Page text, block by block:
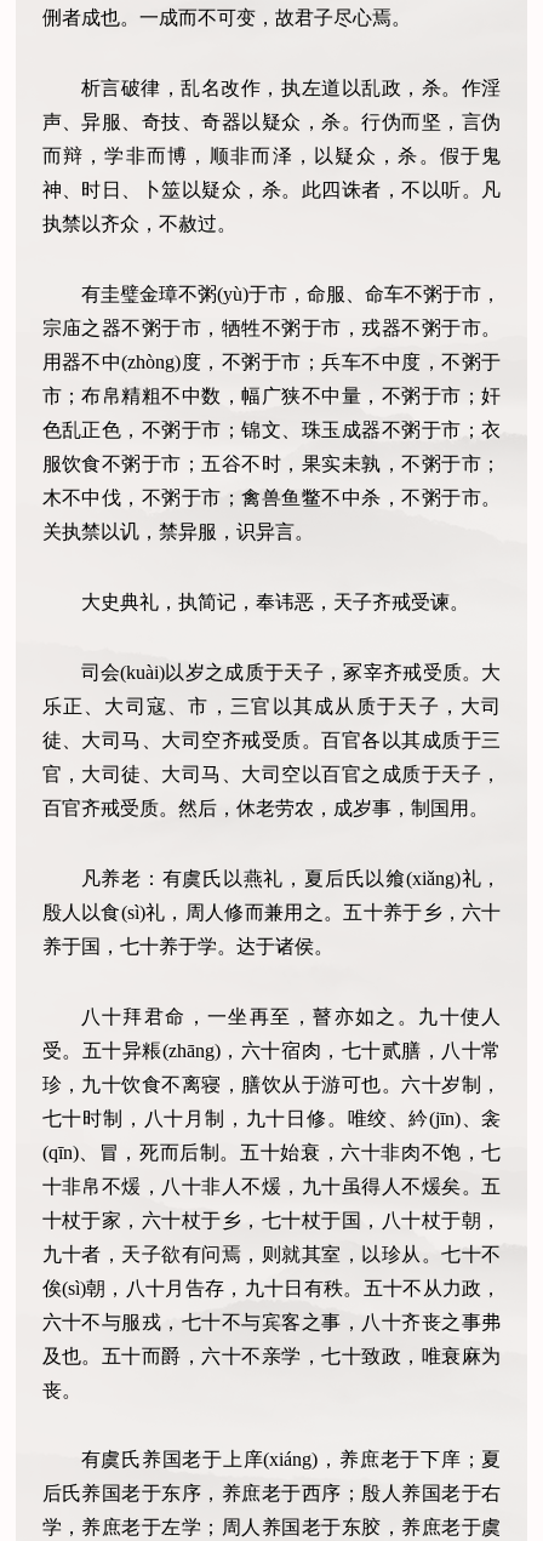
侀者成也。一成而不可变，故君子尽心焉。
析言破律，乱名改作，执左道以乱政，杀。作淫
声、异服、奇技、奇器以疑众，杀。行伪而坚，言伪
而辩，学非而博，顺非而泽，以疑众，杀。假于鬼
神、时日、卜筮以疑众，杀。此四诛者，不以听。凡
执禁以齐众，不赦过。
有圭璧金璋不粥(yù)于市，命服、命车不粥于市，
宗庙之器不粥于市，牺牲不粥于市，戎器不粥于市。
用器不中(zhòng)度，不粥于市；兵车不中度，不粥于
市；布帛精粗不中数，幅广狭不中量，不粥于市；奸
色乱正色，不粥于市；锦文、珠玉成器不粥于市；衣
服饮食不粥于市；五谷不时，果实未孰，不粥于市；
木不中伐，不粥于市；禽兽鱼鳖不中杀，不粥于市。
关执禁以讥，禁异服，识异言。
大史典礼，执简记，奉讳恶，天子齐戒受谏。
司会(kuài)以岁之成质于天子，冢宰齐戒受质。大
乐正、大司寇、市，三官以其成从质于天子，大司
徒、大司马、大司空齐戒受质。百官各以其成质于三
官，大司徒、大司马、大司空以百官之成质于天子，
百官齐戒受质。然后，休老劳农，成岁事，制国用。
凡养老：有虞氏以燕礼，夏后氏以飨(xiǎng)礼，
殷人以食(sì)礼，周人修而兼用之。五十养于乡，六十
养于国，七十养于学。达于诸侯。
八十拜君命，一坐再至，瞽亦如之。九十使人
受。五十异粻(zhāng)，六十宿肉，七十贰膳，八十常
珍，九十饮食不离寝，膳饮从于游可也。六十岁制，
七十时制，八十月制，九十日修。唯绞、紟(jīn)、衾
(qīn)、冒，死而后制。五十始衰，六十非肉不饱，七
十非帛不煖，八十非人不煖，九十虽得人不煖矣。五
十杖于家，六十杖于乡，七十杖于国，八十杖于朝，
九十者，天子欲有问焉，则就其室，以珍从。七十不
俟(sì)朝，八十月告存，九十日有秩。五十不从力政，
六十不与服戎，七十不与宾客之事，八十齐丧之事弗
及也。五十而爵，六十不亲学，七十致政，唯衰麻为
丧。
有虞氏养国老于上庠(xiáng)，养庶老于下庠；夏
后氏养国老于东序，养庶老于西序；殷人养国老于右
学，养庶老于左学；周人养国老于东胶，养庶老于虞